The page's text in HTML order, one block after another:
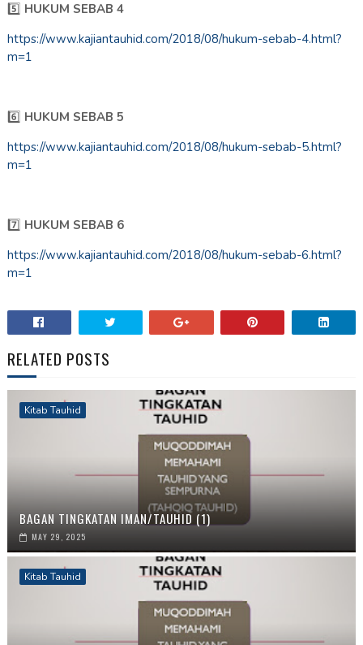
5️⃣ HUKUM SEBAB 4
https://www.kajiantauhid.com/2018/08/hukum-sebab-4.html?
m=1
6️⃣ HUKUM SEBAB 5
https://www.kajiantauhid.com/2018/08/hukum-sebab-5.html?
m=1
7️⃣ HUKUM SEBAB 6
https://www.kajiantauhid.com/2018/08/hukum-sebab-6.html?
m=1
RELATED POSTS
Kitab Tauhid
BAGAN TINGKATAN IMAN/TAUHID (1)
MAY 29, 2025
Kitab Tauhid